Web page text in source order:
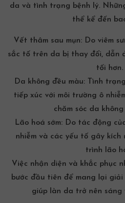
da và tình trạng bệnh lý.
thể kể đến
Vết thâm sau mụn: Do viêm
sắc tố trên da bị thay đổi, dẫn
tối hơn.
Da không đều màu: Tình
tiếp xúc với môi trường ô
chăm sóc da
Lão hoá sớm: Do tác động
nhiễm và các yếu tố gây
trình lão
Việc nhận diện và khắc phục
bước đầu tiên để mang lại
giúp làn da trở nên sáng